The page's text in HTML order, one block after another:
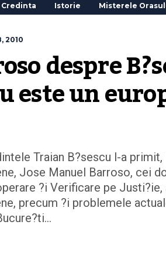
Credinta Istorie Misterele
2010
despre
este un
Traian B?sescu l-a
Jose Manuel Barroso, cei
?i Verificare pe
precum ?i problemele